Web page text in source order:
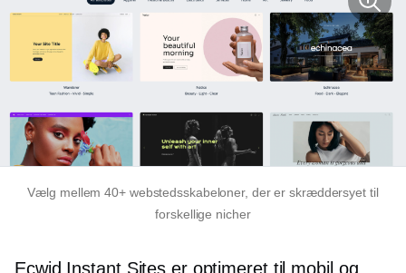
Vælg mellem 40+ webstedsskabeloner, der er skræddersyet til
forskellige nicher
Ecwid Instant Sites er optimeret til mobil og